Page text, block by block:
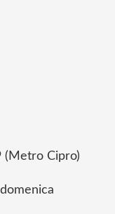
(Metro Cipro)